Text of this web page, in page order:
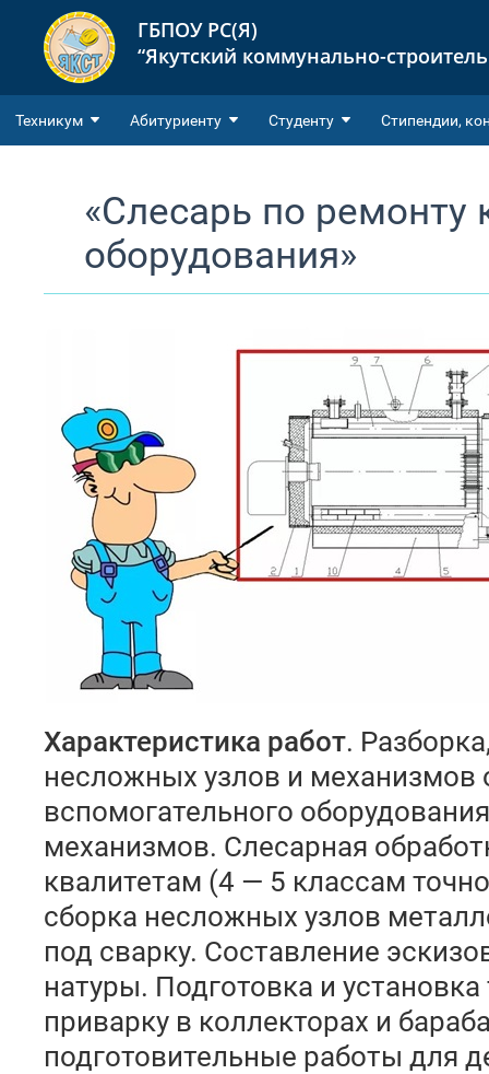
ГБПОУ РС(Я)
“Якутский коммунально-
Техникум Абитуриенту Студенту Cтипендии,
«Слесарь по ремонту
оборудования»
Характеристика работ.
несложных узлов и механизмов
вспомогательного
механизмов. Слесарная
квалитетам (4 — 5 классам
сборка несложных узлов
под сварку. Составление
натуры. Подготовка и
приварку в коллекторах и
подготовительные работы для